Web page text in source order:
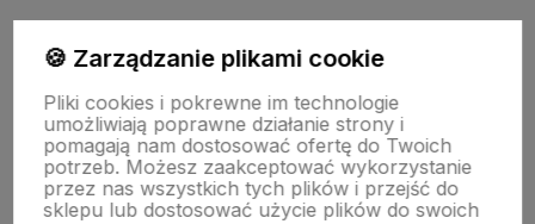
Informacje
O nas
🍪 Zarządzanie plikami cookie
Pliki cookies i pokrewne im technologie
umożliwiają poprawne działanie strony i
pomagają nam dostosować ofertę do Twoich
potrzeb. Możesz zaakceptować wykorzystanie
przez nas wszystkich tych plików i przejść do
sklepu lub dostosować użycie plików do swoich